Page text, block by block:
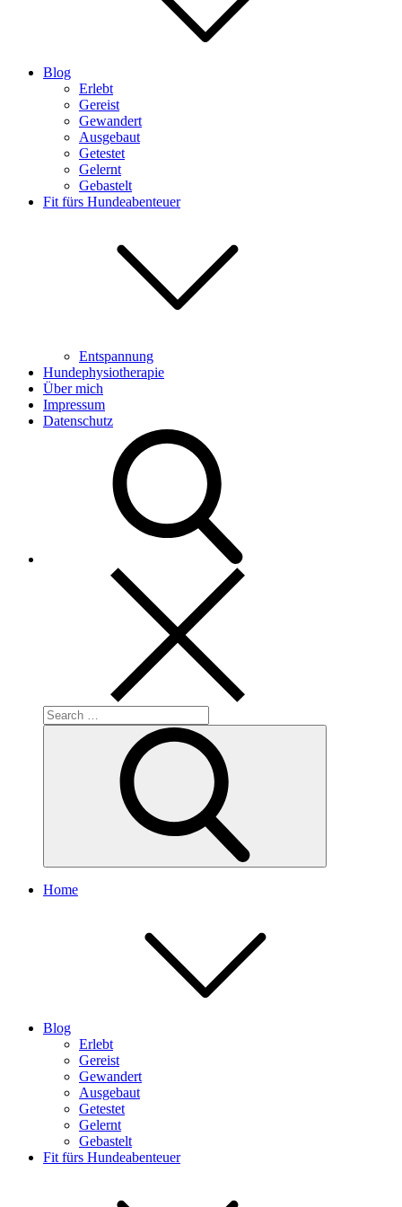
Blog
Erlebt
Gereist
Gewandert
Ausgebaut
Getestet
Gelernt
Gebastelt
Fit fürs Hundeabenteuer
Entspannung
Hundephysiotherapie
Über mich
Impressum
Datenschutz
Search
for:
Home
Blog
Erlebt
Gereist
Gewandert
Ausgebaut
Getestet
Gelernt
Gebastelt
Fit fürs Hundeabenteuer